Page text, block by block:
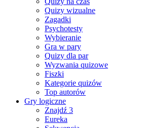
Quizy wizualne
Zagadki
Psychotesty
Wybieranie
Gra w pary
Quizy dla par
Wyzwania quizowe
Fiszki
Kategorie quizów
Top autorów
Gry logiczne
Znajdź 3
Eureka